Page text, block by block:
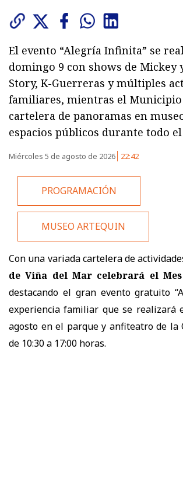
El evento “Alegría Infinita” se
domingo 9 con shows de Mickey
Story, K-Guerreras y múltiples
familiares, mientras el
cartelera de panoramas en
espacios públicos durante todo el
Miércoles 5 de agosto de 2026 22:42
PROGRAMACIÓN
MUSEO ARTEQUIN
Con una variada cartelera de
de Viña del Mar celebrará el
destacando el gran evento gratuito
experiencia familiar que se realizará
agosto en el parque y anfiteatro de la
de 10:30 a 17:00 horas.